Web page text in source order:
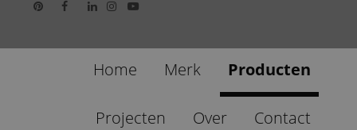
Home Merk Producten
Projecten Over Contact